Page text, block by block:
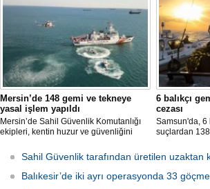
Mersin’de 148 gemi ve tekneye
yasal işlem yapıldı
Mersin’de Sahil Güvenlik Komutanlığı
ekipleri, kentin huzur ve güvenliğini
ayında 7 bin 783 saat görev yaptı.
Denetimlerde 2 bin 549 gemi ve tekne
kontrol edilirken, kurallara uymayan
148’ine yasal işlem uygulandı.
6 balıkçı
cezası
Samsun'da, 6
suçlardan
Sahil Güvenlik tarafından üretilen uzaktan
Balıkesir’de iki ayrı operasyonda 33